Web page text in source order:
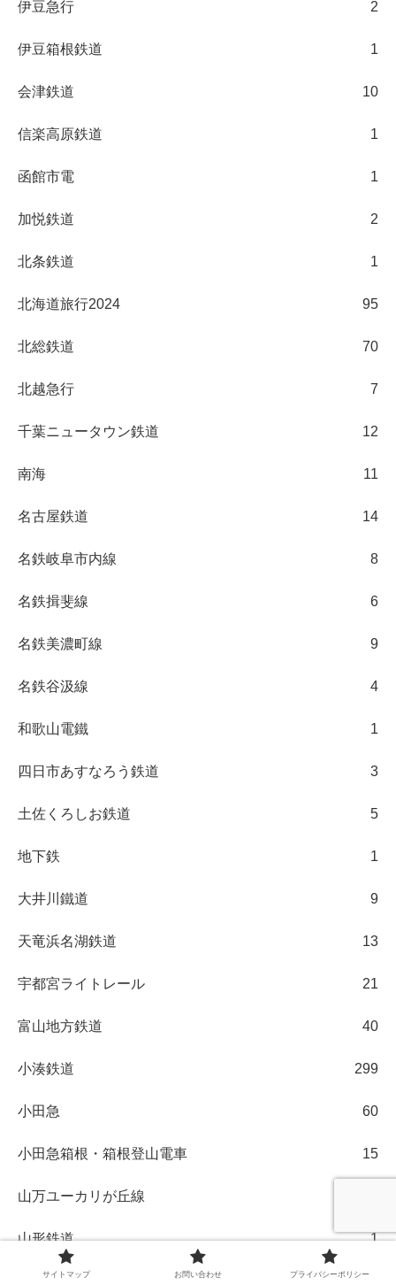
伊豆急行 2
伊豆箱根鉄道 1
会津鉄道 10
信楽高原鉄道 1
函館市電 1
加悦鉄道 2
北条鉄道 1
北海道旅行2024 95
北総鉄道 70
北越急行 7
千葉ニュータウン鉄道 12
南海 11
名古屋鉄道 14
名鉄岐阜市内線 8
名鉄揖斐線 6
名鉄美濃町線 9
名鉄谷汲線 4
和歌山電鐵 1
四日市あすなろう鉄道 3
土佐くろしお鉄道 5
地下鉄 1
大井川鐵道 9
天竜浜名湖鉄道 13
宇都宮ライトレール 21
富山地方鉄道 40
小湊鉄道 299
小田急 60
小田急箱根・箱根登山電車 15
山万ユーカリが丘線
山形鉄道 1
岡山電気軌道
サイトマップ お問い合わせ プライバシーポリシー